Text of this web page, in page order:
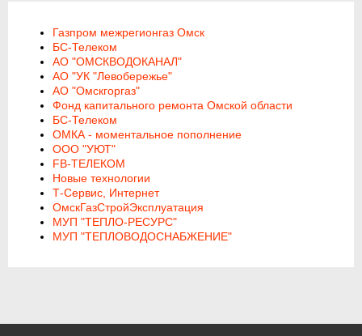
Газпром межрегионгаз Омск
БС-Телеком
АО "ОМСКВОДОКАНАЛ"
АО "УК "Левобережье"
АО "Омскгоргаз"
Фонд капитального ремонта Омской области
БС-Телеком
ОМКА - моментальное пополнение
ООО "УЮТ"
FB-ТЕЛЕКОМ
Новые технологии
Т-Сервис, Интернет
ОмскГазСтройЭксплуатация
МУП "ТЕПЛО-РЕСУРС"
МУП "ТЕПЛОВОДОСНАБЖЕНИЕ"